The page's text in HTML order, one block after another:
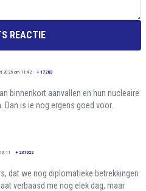
REACTIE
2025 om 11:42 + 17283
binnenkort aanvallen en hun nucleaire
is ie nog ergens goed voor.
+ 231022
dat we nog diplomatieke betrekkingen
verbaasd me nog elek dag, maar